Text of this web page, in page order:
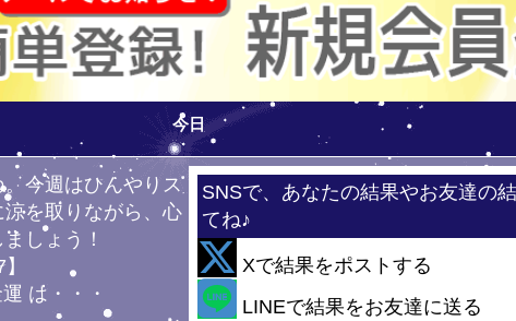
今日
今週はひんやりス
を取りながら、心
しょう！
は・・・
SNSで、あなたの結果やお友達の
てね♪
Xで結果をポストする
LINEで結果をお友達に送る